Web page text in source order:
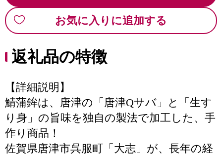
お気に入りに追加する
返礼品の特徴
【詳細説明】
鯖蒲鉾は、唐津の「唐津Qサバ」と「生す
り身」の旨味を独自の製法で加工した、手
作り商品！
佐賀県唐津市呉服町「大志」が、長年の経